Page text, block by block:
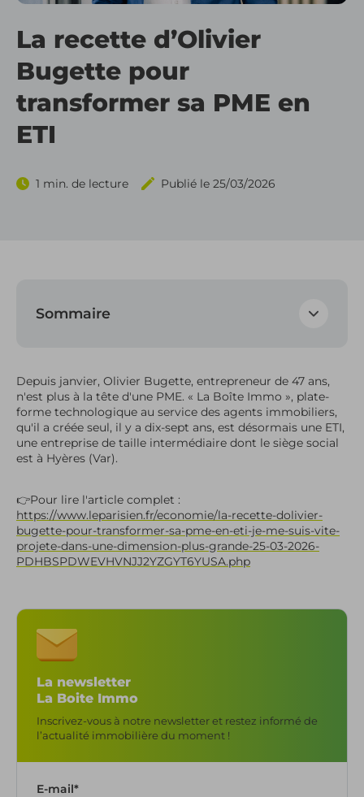
Outils
La recette d’Olivier
Bugette pour
transformer sa PME en
ETI
1 min. de lecture Publié le 25/03/2026
Sommaire
Depuis janvier, Olivier Bugette, entrepreneur de 47 ans,
n'est plus à la tête d'une PME. « La Boîte Immo », plate-
forme technologique au service des agents immobiliers,
qu'il a créée seul, il y a dix-sept ans, est désormais une ETI,
une entreprise de taille intermédiaire dont le siège social
est à Hyères (Var).
👉Pour lire l'article complet :
https://www.leparisien.fr/economie/la-recette-dolivier-
bugette-pour-transformer-sa-pme-en-eti-je-me-suis-vite-
projete-dans-une-dimension-plus-grande-25-03-2026-
PDHBSPDWEVHVNJJ2YZGYT6YUSA.php
La newsletter
La Boite Immo
Inscrivez-vous à notre newsletter et restez informé de
l’actualité immobilière du moment !
E-mail*